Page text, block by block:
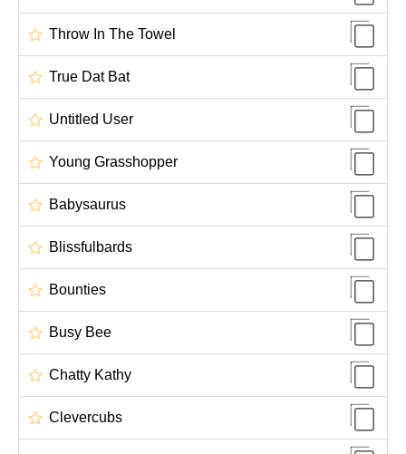
Throw In The Towel
True Dat Bat
Untitled User
Young Grasshopper
Babysaurus
Blissfulbards
Bounties
Busy Bee
Chatty Kathy
Clevercubs